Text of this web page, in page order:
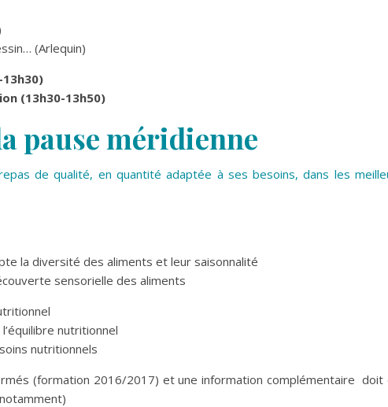
(Arlequin)
(13h30-13h50)
pause méridienne
de qualité, en quantité adaptée à ses besoins, dans les
la diversité des aliments et leur saisonnalité
sensorielle des aliments
nutritionnel
nutritionnels
(formation 2016/2017) et une information complémentaire